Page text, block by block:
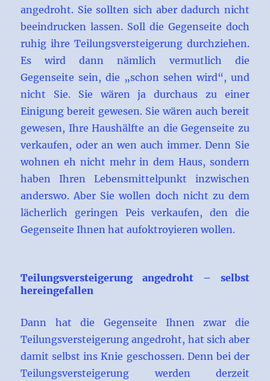
angedroht. Sie sollten sich aber dadurch nicht
beeindrucken lassen. Soll die Gegenseite doch
ruhig ihre Teilungsversteigerung durchziehen.
Es wird dann nämlich vermutlich die
Gegenseite sein, die „schon sehen wird“, und
nicht Sie. Sie wären ja durchaus zu einer
Einigung bereit gewesen. Sie wären auch bereit
gewesen, Ihre Haushälfte an die Gegenseite zu
verkaufen, oder an wen auch immer. Denn Sie
wohnen eh nicht mehr in dem Haus, sondern
haben Ihren Lebensmittelpunkt inzwischen
anderswo. Aber Sie wollen doch nicht zu dem
lächerlich geringen Peis verkaufen, den die
Gegenseite Ihnen hat aufoktroyieren wollen.
Teilungsversteigerung angedroht – selbst
hereingefallen
Dann hat die Gegenseite Ihnen zwar die
Teilungsversteigerung angedroht, hat sich aber
damit selbst ins Knie geschossen. Denn bei der
Teilungsversteigerung werden derzeit